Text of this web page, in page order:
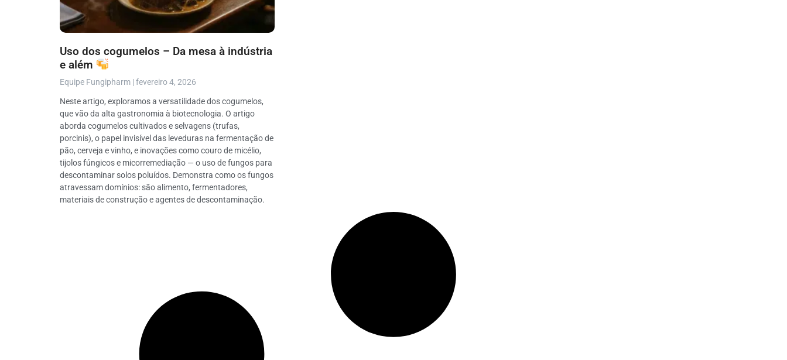
Uso dos cogumelos – Da mesa à indústria
e além
Equipe Fungipharm fevereiro 4, 2026
Neste artigo, exploramos a versatilidade dos cogumelos,
que vão da alta gastronomia à biotecnologia. O artigo
aborda cogumelos cultivados e selvagens (trufas,
porcinis), o papel invisível das leveduras na fermentação de
pão, cerveja e vinho, e inovações como couro de micélio,
tijolos fúngicos e micorremediação — o uso de fungos para
descontaminar solos poluídos. Demonstra como os fungos
atravessam domínios: são alimento, fermentadores,
materiais de construção e agentes de descontaminação.